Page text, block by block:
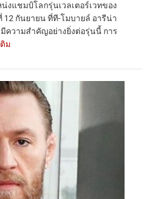
งแชมป์โลกรุ่นเวลเตอร์เวทของ
12 กันยายน ที่ที-โมบายล์ อารีน่า
ความสำคัญอย่างยิ่งต่อรุ่นนี้ การ
ม